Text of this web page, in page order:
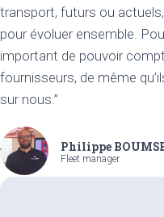
transport, futurs ou
pour évoluer ensemble.
important de pouvoir
fournisseurs, de même
sur nous.”
Philippe
Fleet manager